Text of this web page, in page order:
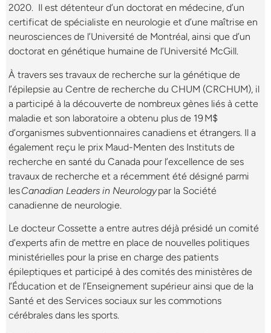
2020. Il est détenteur d’un doctorat en médecine, d’un
certificat de spécialiste en neurologie et d’une maîtrise en
neurosciences de l’Université de Montréal, ainsi que d’un
doctorat en génétique humaine de l’Université McGill.
À travers ses travaux de recherche sur la génétique de
l’épilepsie au Centre de recherche du CHUM (CRCHUM), il
a participé à la découverte de nombreux gènes liés à cette
maladie et son laboratoire a obtenu plus de 19 M$
d’organismes subventionnaires canadiens et étrangers. Il a
également reçu le prix Maud-Menten des Instituts de
recherche en santé du Canada pour l’excellence de ses
travaux de recherche et a récemment été désigné parmi
lesCanadian Leaders in Neurologypar la Société
canadienne de neurologie.
Le docteur Cossette a entre autres déjà présidé un comité
d’experts afin de mettre en place de nouvelles politiques
ministérielles pour la prise en charge des patients
épileptiques et participé à des comités des ministères de
l’Éducation et de l’Enseignement supérieur ainsi que de la
Santé et des Services sociaux sur les commotions
cérébrales dans les sports.